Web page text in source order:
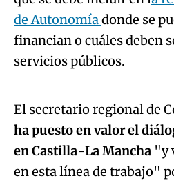
de Autonomíadonde se
financian o cuáles deben
servicios públicos.
An error occurred,
Try
El secretario regional de
ha puesto en valor el
en Castilla-La Mancha "y
en esta línea de trabajo"